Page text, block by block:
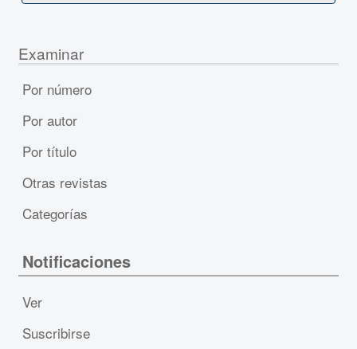
Examinar
Por número
Por autor
Por título
Otras revistas
Categorías
Notificaciones
Ver
Suscribirse